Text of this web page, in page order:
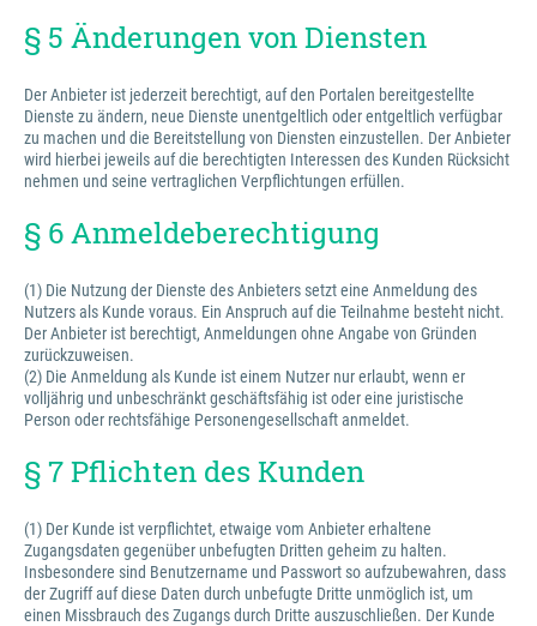
§ 5 Änderungen von Diensten
Der Anbieter ist jederzeit berechtigt, auf den Portalen bereitgestellte
Dienste zu ändern, neue Dienste unentgeltlich oder entgeltlich verfügbar
zu machen und die Bereitstellung von Diensten einzustellen. Der Anbieter
wird hierbei jeweils auf die berechtigten Interessen des Kunden Rücksicht
nehmen und seine vertraglichen Verpflichtungen erfüllen.
§ 6 Anmeldeberechtigung
(1) Die Nutzung der Dienste des Anbieters setzt eine Anmeldung des
Nutzers als Kunde voraus. Ein Anspruch auf die Teilnahme besteht nicht.
Der Anbieter ist berechtigt, Anmeldungen ohne Angabe von Gründen
zurückzuweisen.
(2) Die Anmeldung als Kunde ist einem Nutzer nur erlaubt, wenn er
volljährig und unbeschränkt geschäftsfähig ist oder eine juristische
Person oder rechtsfähige Personengesellschaft anmeldet.
§ 7 Pflichten des Kunden
(1) Der Kunde ist verpflichtet, etwaige vom Anbieter erhaltene
Zugangsdaten gegenüber unbefugten Dritten geheim zu halten.
Insbesondere sind Benutzername und Passwort so aufzubewahren, dass
der Zugriff auf diese Daten durch unbefugte Dritte unmöglich ist, um
einen Missbrauch des Zugangs durch Dritte auszuschließen. Der Kunde